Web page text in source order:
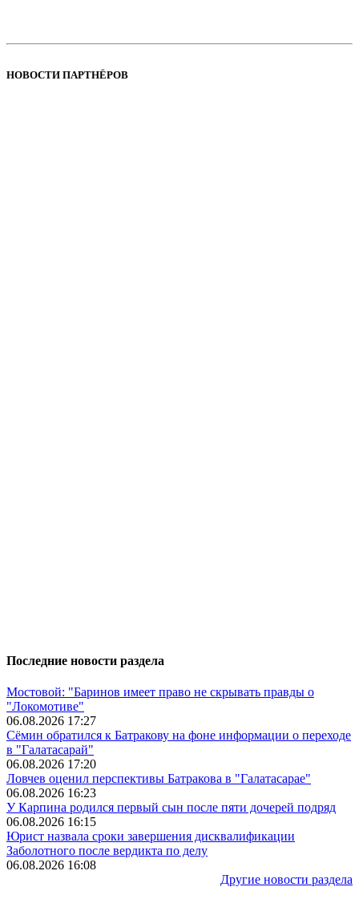
НОВОСТИ ПАРТНЁРОВ
Последние новости раздела
Мостовой: "Баринов имеет право не скрывать правды о
"Локомотиве"
06.08.2026 17:27
Сёмин обратился к Батракову на фоне информации о переходе
в "Галатасарай"
06.08.2026 17:20
Ловчев оценил перспективы Батракова в "Галатасарае"
06.08.2026 16:23
У Карпина родился первый сын после пяти дочерей подряд
06.08.2026 16:15
Юрист назвала сроки завершения дисквалификации
Заболотного после вердикта по делу
06.08.2026 16:08
Другие новости раздела